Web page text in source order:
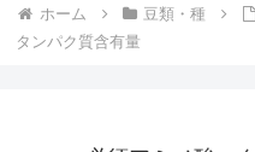
ホーム 豆類・種
タンパク質含有量